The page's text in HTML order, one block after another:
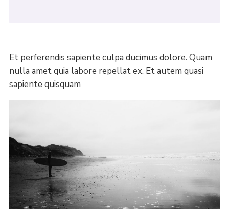
Et perferendis sapiente culpa ducimus dolore. Quam
nulla amet quia labore repellat ex. Et autem quasi
sapiente quisquam